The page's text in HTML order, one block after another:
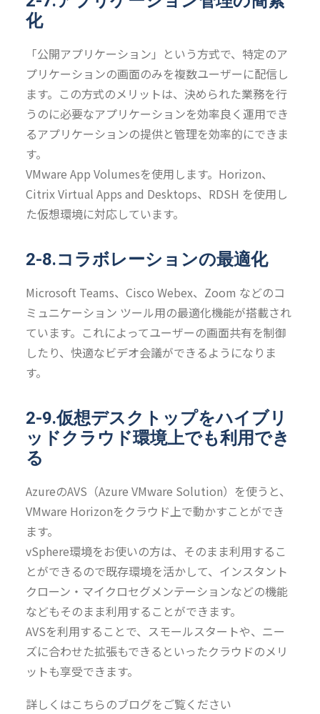
化
「公開アプリケーション」という方式で、特定のア
プリケーションの画面のみを複数ユーザーに配信し
ます。この方式のメリットは、決められた業務を行
うのに必要なアプリケーションを効率良く運用でき
るアプリケーションの提供と管理を効率的にできま
す。
VMware App Volumesを使用します。Horizon、
Citrix Virtual Apps and Desktops、RDSH を使用し
た仮想環境に対応しています。
2-8.コラボレーションの最適化
Microsoft Teams、Cisco Webex、Zoom などのコ
ミュニケーション ツール用の最適化機能が搭載され
ています。これによってユーザーの画面共有を制御
したり、快適なビデオ会議ができるようになりま
す。
2-9.仮想デスクトップをハイブリ
ッドクラウド環境上でも利用でき
る
AzureのAVS（Azure VMware Solution）を使うと、
VMware Horizonをクラウド上で動かすことができ
ます。
vSphere環境をお使いの方は、そのまま利用するこ
とができるので既存環境を活かして、インスタント
クローン・マイクロセグメンテーションなどの機能
などもそのまま利用することができます。
AVSを利用することで、スモールスタートや、ニー
ズに合わせた拡張もできるといったクラウドのメリ
ットも享受できます。
詳しくはこちらのブログをご覧ください